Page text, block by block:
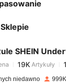
SHEIN
19K
19K Artykuły
zapłacono1
niedawno